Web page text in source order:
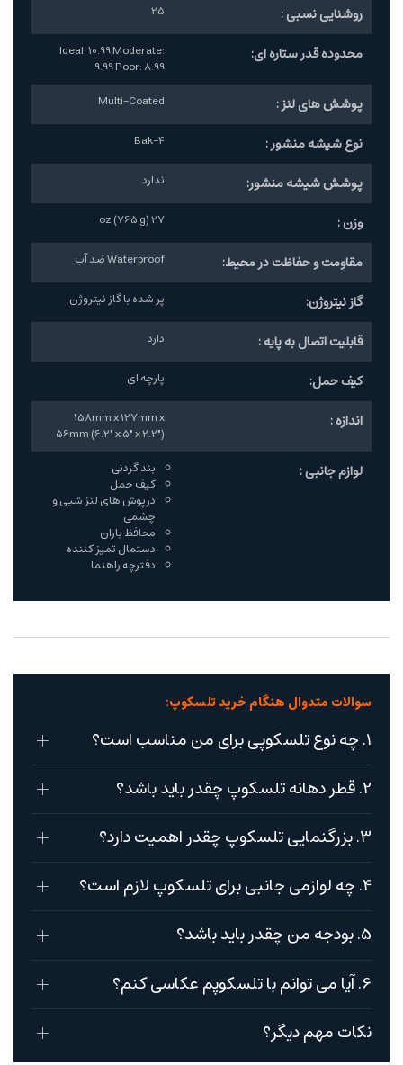
روشنایی نسبی : 25
محدوده قدر ستاره ای:
Ideal: 10.99 Moderate:
9.99 Poor: 8.99
پوشش های لنز : Multi-Coated
نوع شیشه منشور : Bak-4
پوشش شیشه منشور: ندارد
وزن : 27 oz (765 g)
مقاومت و حفاظت در محیط: Waterproof ضد آب
گاز نیتروژن: پر شده با گاز نیتروژن
قابلیت اتصال به پایه : دارد
کیف حمل: پارچه ای
اندازه :
158mm x 127mm x
56mm (6.2" x 5" x 2.2")
لوازم جانبی :
بند گردنی
کیف حمل
درپوش های لنز شیی و
چشمی
محافظ باران
دستمال تمیز کننده
دفترچه راهنما
سوالات متدوال هنگام خرید تلسکوپ:
1. چه نوع تلسکوپی برای من مناسب است؟
2. قطر دهانه تلسکوپ چقدر باید باشد؟
3. بزرگنمایی تلسکوپ چقدر اهمیت دارد؟
4. چه لوازمی جانبی برای تلسکوپ لازم است؟
5. بودجه من چقدر باید باشد؟
6. آیا می توانم با تلسکوپم عکاسی کنم؟
نکات مهم دیگر؟